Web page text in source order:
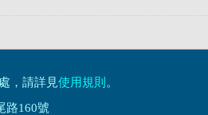
，請詳見使用規則 。
路160號